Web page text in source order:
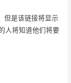
但是该链接将显示
人将知道他们将要